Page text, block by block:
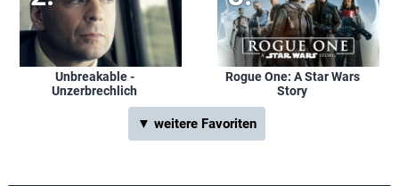
Unbreakable -
Unzerbrechlich
Rogue One: A Star Wars
Story
▼ weitere Favoriten